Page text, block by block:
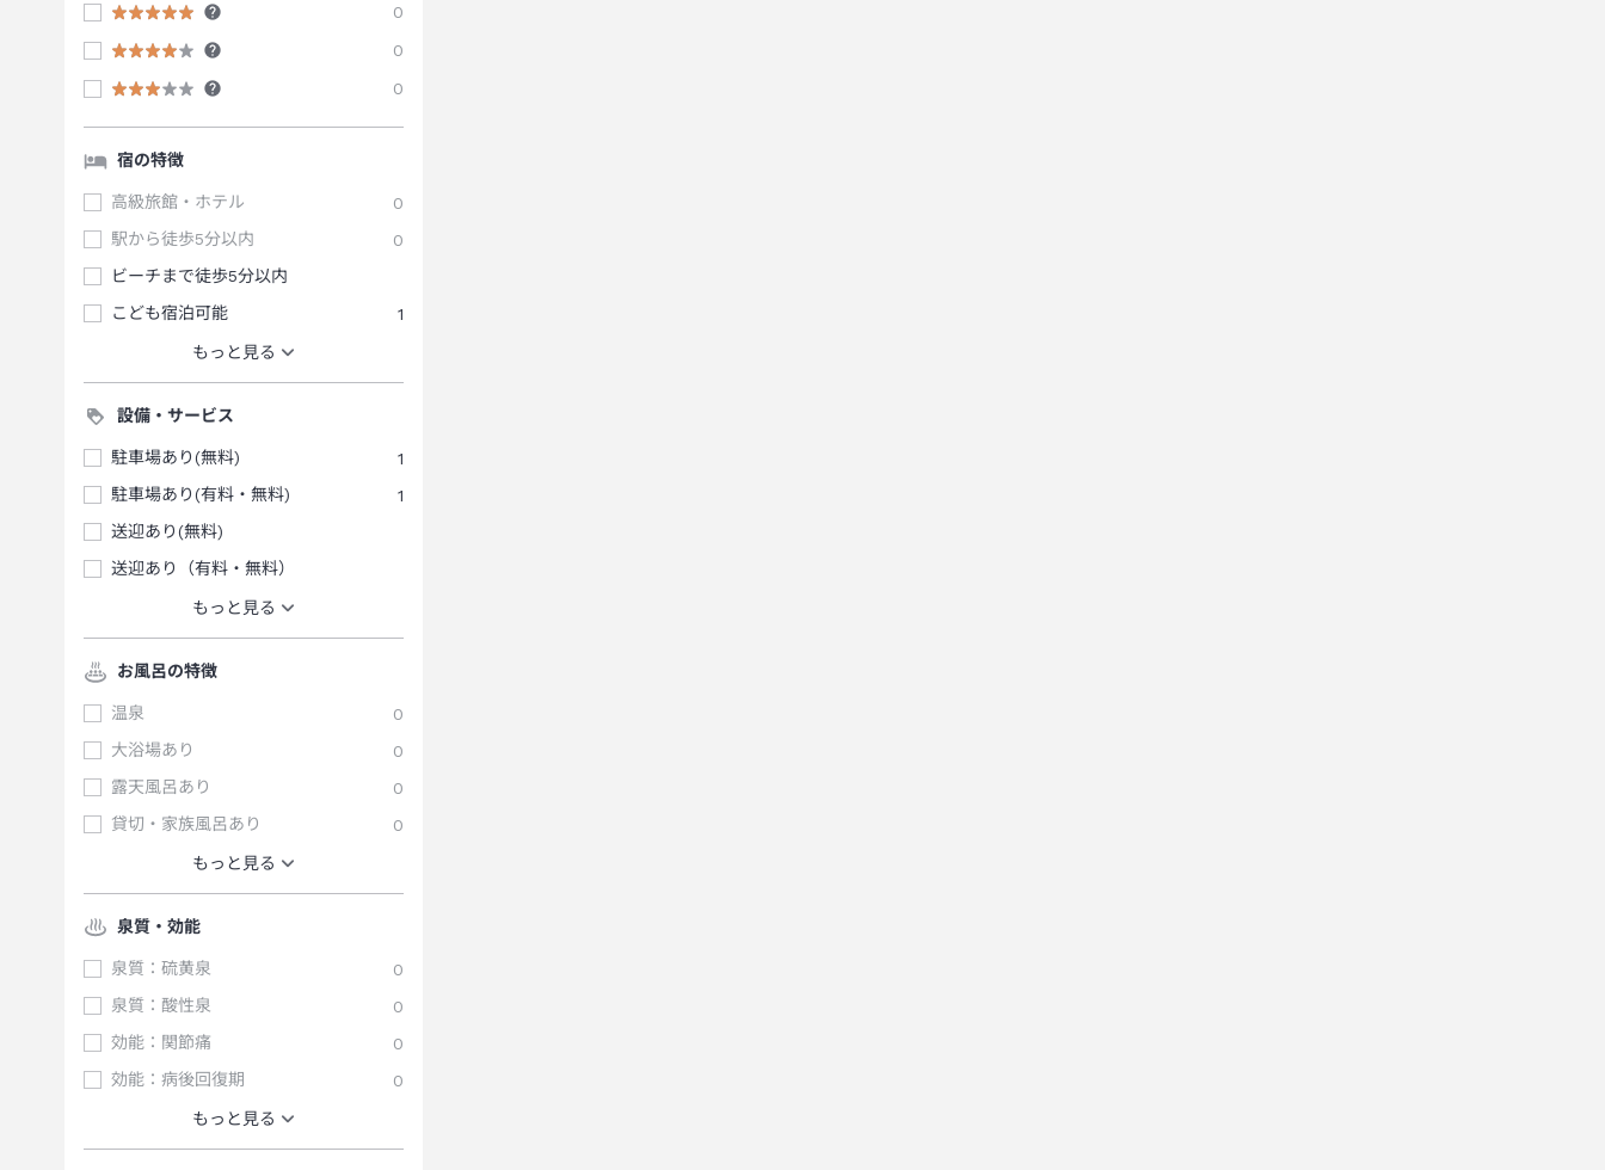
0
0
0
宿の特徴
高級旅館・ホテル
0
駅から徒歩5分以内
0
ビーチまで徒歩5分以内
こども宿泊可能
1
もっと見る
設備・サービス
駐車場あり(無料)
1
駐車場あり(有料・無料)
1
送迎あり(無料)
送迎あり（有料・無料）
もっと見る
お風呂の特徴
温泉
0
大浴場あり
0
露天風呂あり
0
貸切・家族風呂あり
0
もっと見る
泉質・効能
泉質：硫黄泉
0
泉質：酸性泉
0
効能：関節痛
0
効能：病後回復期
0
もっと見る